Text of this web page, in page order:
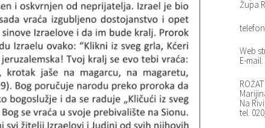
Župa
Web
E-mail:
Na
tel.